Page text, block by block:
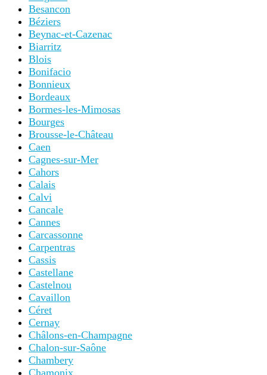
Besancon
Béziers
Beynac-et-Cazenac
Biarritz
Blois
Bonifacio
Bonnieux
Bordeaux
Bormes-les-Mimosas
Bourges
Brousse-le-Château
Caen
Cagnes-sur-Mer
Cahors
Calais
Calvi
Cancale
Cannes
Carcassonne
Carpentras
Cassis
Castellane
Castelnou
Cavaillon
Céret
Cernay
Châlons-en-Champagne
Chalon-sur-Saône
Chambery